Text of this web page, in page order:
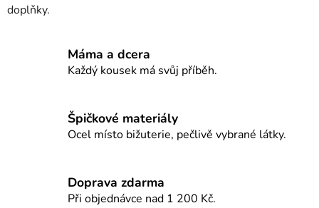
v
i
s
doplňky.
Máma a dcera
Každý kousek má svůj příběh.
Špičkové materiály
Ocel místo bižuterie, pečlivě vybrané látky.
Doprava zdarma
Při objednávce nad 1 200 Kč.